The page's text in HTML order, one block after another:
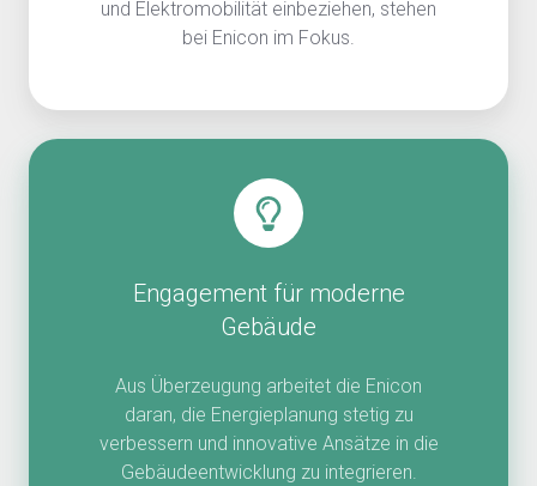
und Elektromobilität einbeziehen, stehen
bei Enicon im Fokus.
Engagement für moderne
Gebäude
Aus Überzeugung arbeitet die Enicon
daran, die Energieplanung stetig zu
verbessern und innovative Ansätze in die
Gebäudeentwicklung zu integrieren.